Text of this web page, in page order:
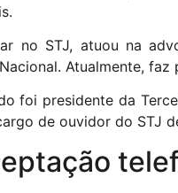
no STJ, atuou na
Atualmente,
foi presidente da
de ouvidor do STJ